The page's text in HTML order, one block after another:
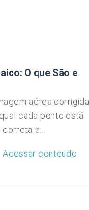
O que São e
aérea corrigida
cada ponto está
e...
Acessar conteúdo